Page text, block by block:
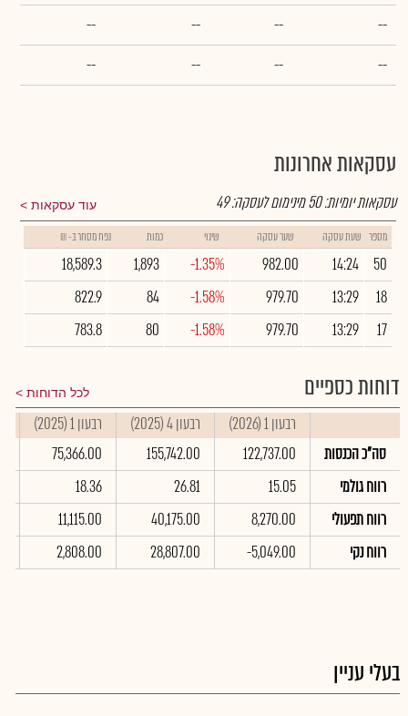
--
--
--
--
--
--
--
--
עסקאות אחרונות
עוד עסקאות עסקאות יומיות:50מינימום לעסקה:49
מספר שעת עסקה שער עסקה שינוי כמות נפח מסחר ב- ₪
50
14:24
982.00
-1.35%
1,893
18,589.3
18
13:29
979.70
-1.58%
84
822.9
17
13:29
979.70
-1.58%
80
783.8
דוחות כספיים לכל הדוחות
רבעון 1 (2026) רבעון 4 (2025) רבעון 1 (2025)
סה"כ הכנסות
122,737.00
155,742.00
75,366.00
רווח גולמי
15.05
26.81
18.36
רווח תפעולי
8,270.00
40,175.00
11,115.00
רווח נקי
-5,049.00
28,807.00
2,808.00
בעלי עניין